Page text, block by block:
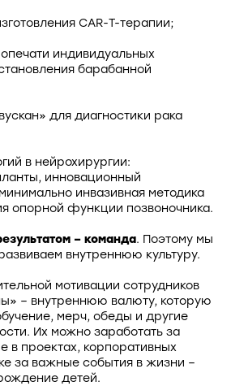
CAR-T-терапии;
индивидуальных
барабанной
для диагностики рака
в нейрохирургии:
инновационный
инвазивная методика
опорной функции позвоночника.
– команда. Поэтому мы
внутреннюю культуру.
мотивации сотрудников
– внутреннюю валюту, которую
мерч, обеды и другие
Их можно заработать за
в проектах, корпоративных
за важные события в жизни –
детей.